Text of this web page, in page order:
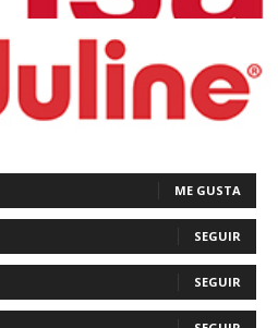
ME GUSTA
SEGUIR
SEGUIR